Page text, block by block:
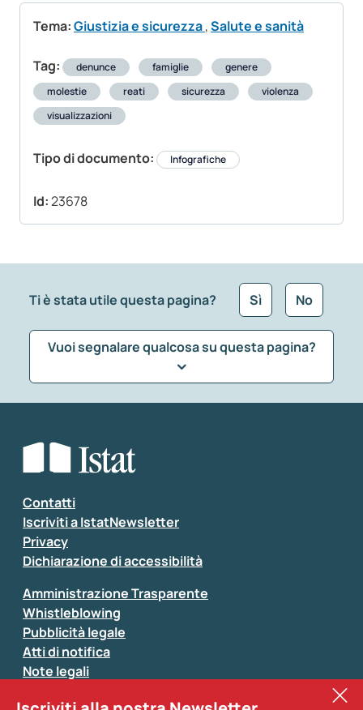
Tema:Giustizia e sicurezza,Salute e sanità
Tag: denunce famiglie
genere
molestie
reati sicurezza
violenza
visualizzazioni
Tipo di documento: Infografiche
Id:23678
Ti è stata utile questa pagina? Sì No
Vuoi segnalare qualcosa su questa pagina?
Seleziona la tipologia della segnalazione
Inserisci il tuo commento
Contatti
Iscriviti a IstatNewsletter
Privacy
Dichiarazione di accessibilità
Amministrazione Trasparente
Whistleblowing
Pubblicità legale
Atti di notifica
Note legali
Sistan